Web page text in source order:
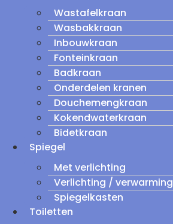
Wastafelkraan
Wasbakkraan
Inbouwkraan
Fonteinkraan
Badkraan
Onderdelen kranen
Douchemengkraan
Kokendwaterkraan
Bidetkraan
Spiegel
Met verlichting
Verlichting / verwarming
Spiegelkasten
Toiletten